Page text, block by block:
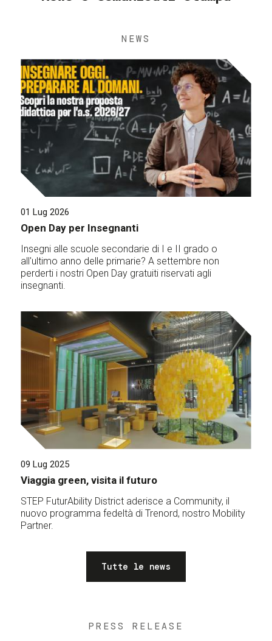
NEWS
01 Lug 2026
Open Day per Insegnanti
Insegni alle scuole secondarie di I e II grado o
all'ultimo anno delle primarie? A settembre non
perderti i nostri Open Day gratuiti riservati agli
insegnanti.
09 Lug 2025
Viaggia green, visita il futuro
STEP FuturAbility District aderisce a Community, il
nuovo programma fedeltà di Trenord, nostro Mobility
Partner.
Tutte le news
PRESS RELEASE